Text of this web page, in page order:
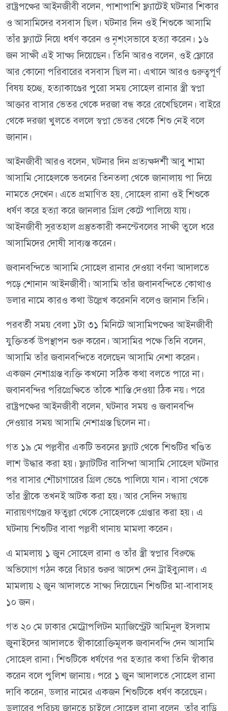
রাষ্ট্রপক্ষের আইনজীবী বলেন, পাশাপাশি ফ্ল্যাটেই ঘটনার শিকার
ও আসামিদের বসবাস ছিল। ঘটনার দিন ওই শিশুকে আসামি
তাঁর ফ্ল্যাটে নিয়ে ধর্ষণ করেন ও নৃশংসভাবে হত্যা করেন। ১৬
জন সাক্ষী এই সাক্ষ্য দিয়েছেন। তিনি আরও বলেন, ওই ফ্লোরে
আর কোনো পরিবারের বসবাস ছিল না। এখানে আরও গুরুত্বপূর্ণ
বিষয় হচ্ছে, হত্যাকাণ্ডের পুরো সময় সোহেল রানার স্ত্রী স্বপ্না
আক্তার বাসার ভেতর থেকে দরজা বন্ধ করে রেখেছিলেন। বাইরে
থেকে দরজা খুলতে বললে স্বপ্না ভেতর থেকে শিশু নেই বলে
জানান।
আইনজীবী আরও বলেন, ঘটনার দিন প্রত্যক্ষদর্শী আবু শামা
আসামি সোহেলকে ভবনের তিনতলা থেকে জানালায় পা দিয়ে
নামতে দেখেন। এতে প্রমাণিত হয়, সোহেল রানা ওই শিশুকে
ধর্ষণ করে হত্যা করে জানলার গ্রিল কেটে পালিয়ে যায়।
আইনজীবী সুরতহাল প্রস্তুতকারী কনস্টেবলের সাক্ষী তুলে ধরে
আসামিদের দোষী সাব্যস্ত করেন।
জবানবন্দিতে আসামি সোহেল রানার দেওয়া বর্ণনা আদালতে
পড়ে শোনান আইনজীবী। আসামি তাঁর জবানবন্দিতে কোথাও
ডলার নামে কারও কথা উল্লেখ করেননি বলেও জানান তিনি।
পরবর্তী সময় বেলা ১টা ৩১ মিনিটে আসামিপক্ষের আইনজীবী
যুক্তিতর্ক উপস্থাপন শুরু করেন। আসামির পক্ষে তিনি বলেন,
আসামি তাঁর জবানবন্দিতে বলেছেন আসামি নেশা করেন।
একজন নেশাগ্রস্ত ব্যক্তি কখনো সঠিক কথা বলতে পারে না।
জবানবন্দির পরিপ্রেক্ষিতে তাঁকে শাস্তি দেওয়া ঠিক নয়। পরে
রাষ্ট্রপক্ষের আইনজীবী বলেন, ঘটনার সময় ও জবানবন্দি
দেওয়ার সময় আসামি নেশাগ্রস্ত ছিলেন না।
গত ১৯ মে পল্লবীর একটি ভবনের ফ্ল্যাট থেকে শিশুটির খণ্ডিত
লাশ উদ্ধার করা হয়। ফ্ল্যাটটির বাসিন্দা আসামি সোহেল ঘটনার
পর বাসার শৌচাগারের গ্রিল ভেঙে পালিয়ে যান। বাসা থেকে
তাঁর স্ত্রীকে তখনই আটক করা হয়। আর সেদিন সন্ধ্যায়
নারায়ণগঞ্জের ফতুল্লা থেকে সোহেলকে গ্রেপ্তার করা হয়। এ
ঘটনায় শিশুটির বাবা পল্লবী থানায় মামলা করেন।
এ মামলায় ১ জুন সোহেল রানা ও তাঁর স্ত্রী স্বপ্নার বিরুদ্ধে
অভিযোগ গঠন করে বিচার শুরুর আদেশ দেন ট্রাইব্যুনাল। এ
মামলায় ২ জুন আদালতে সাক্ষ্য দিয়েছেন শিশুটির মা-বাবাসহ
১০ জন।
গত ২০ মে ঢাকার মেট্রোপলিটন ম্যাজিস্ট্রেট আমিনুল ইসলাম
জুনাইদের আদালতে স্বীকারোক্তিমূলক জবানবন্দি দেন আসামি
সোহেল রানা। শিশুটিকে ধর্ষণের পর হত্যার কথা তিনি স্বীকার
করেন বলে পুলিশ জানায়। পরে ১ জুন আদালতে সোহেল রানা
দাবি করেন, ডলার নামের একজন শিশুটিকে ধর্ষণ করেছেন।
ডলারের পরিচয় জানতে চাইলে সোহেল রানা বলেন, তাঁর বাড়ি